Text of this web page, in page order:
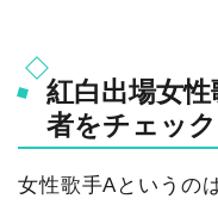
紅白出場女
者をチェック
女性歌手Aというの